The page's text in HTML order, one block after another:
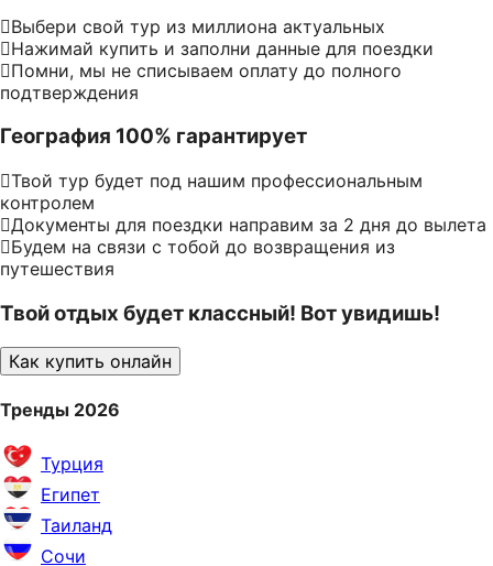
Выбери свой тур из миллиона актуальных
Нажимай купить и заполни данные для поездки
Помни, мы не списываем оплату до полного
подтверждения
География 100% гарантирует
Твой тур будет под нашим профессиональным
контролем
Документы для поездки направим за 2 дня до вылета
Будем на связи с тобой до возвращения из
путешествия
Твой отдых будет классный! Вот увидишь!
Как купить онлайн
Тренды 2026
Турция
Египет
Таиланд
Сочи